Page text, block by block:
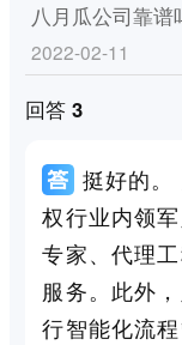
八月瓜公司靠谱
2022-02-11
回答 3
挺好的。
权行业内领
专家、代理
服务。此外
行智能化流